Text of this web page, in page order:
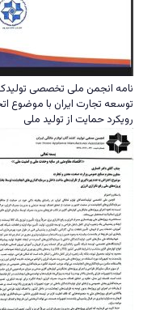
نامه انجمن ملی تخصصی
توسعه تجارت ایران با موضوع
رویکرد حمایت از تولید ملی